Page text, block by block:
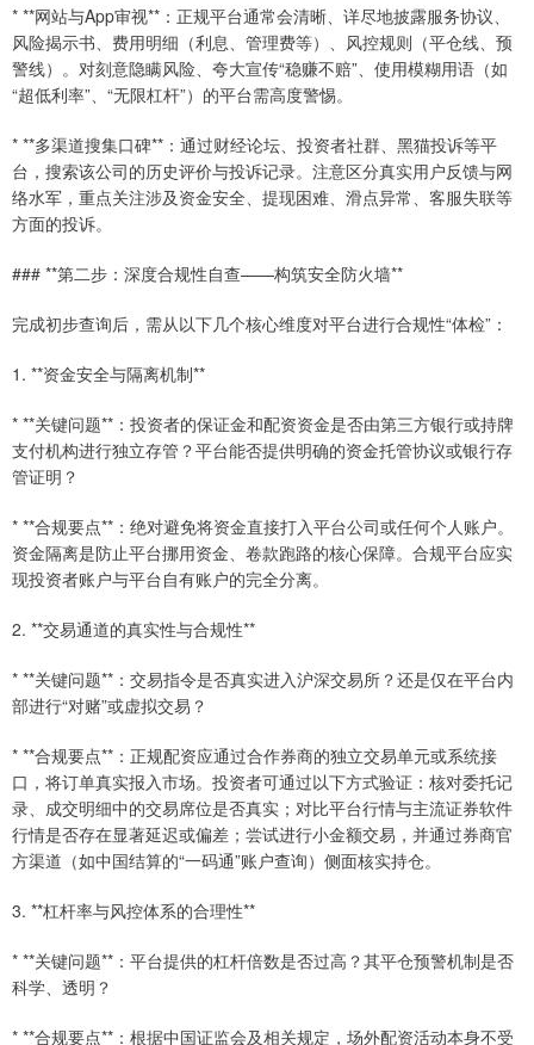
* **网站与App审视**：正规平台通常会清晰、详尽地披露服务协议、
风险揭示书、费用明细（利息、管理费等）、风控规则（平仓线、预
警线）。对刻意隐瞒风险、夸大宣传“稳赚不赔”、使用模糊用语（如
“超低利率”、“无限杠杆”）的平台需高度警惕。
* **多渠道搜集口碑**：通过财经论坛、投资者社群、黑猫投诉等平
台，搜索该公司的历史评价与投诉记录。注意区分真实用户反馈与网
络水军，重点关注涉及资金安全、提现困难、滑点异常、客服失联等
方面的投诉。
### **第二步：深度合规性自查——构筑安全防火墙**
完成初步查询后，需从以下几个核心维度对平台进行合规性“体检”：
1. **资金安全与隔离机制**
* **关键问题**：投资者的保证金和配资资金是否由第三方银行或持牌
支付机构进行独立存管？平台能否提供明确的资金托管协议或银行存
管证明？
* **合规要点**：绝对避免将资金直接打入平台公司或任何个人账户。
资金隔离是防止平台挪用资金、卷款跑路的核心保障。合规平台应实
现投资者账户与平台自有账户的完全分离。
2. **交易通道的真实性与合规性**
* **关键问题**：交易指令是否真实进入沪深交易所？还是仅在平台内
部进行“对赌”或虚拟交易？
* **合规要点**：正规配资应通过合作券商的独立交易单元或系统接
口，将订单真实报入市场。投资者可通过以下方式验证：核对委托记
录、成交明细中的交易席位是否真实；对比平台行情与主流证券软件
行情是否存在显著延迟或偏差；尝试进行小金额交易，并通过券商官
方渠道（如中国结算的“一码通”账户查询）侧面核实持仓。
3. **杠杆率与风控体系的合理性**
* **关键问题**：平台提供的杠杆倍数是否过高？其平仓预警机制是否
科学、透明？
* **合规要点**：根据中国证监会及相关规定，场外配资活动本身不受